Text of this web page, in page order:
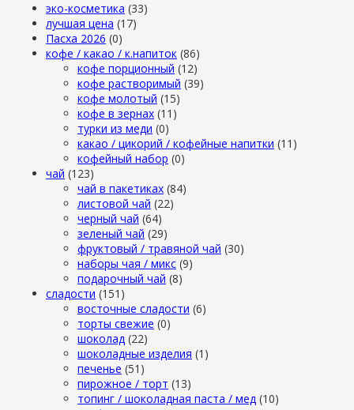
эко-косметика (33)
лучшая цена (17)
Пасха 2026 (0)
кофе / какао / к.напиток (86)
кофе порционный (12)
кофе растворимый (39)
кофе молотый (15)
кофе в зернах (11)
турки из меди (0)
какао / цикорий / кофейные напитки (11)
кофейный набор (0)
чай (123)
чай в пакетиках (84)
листовой чай (22)
черный чай (64)
зеленый чай (29)
фруктовый / травяной чай (30)
наборы чая / микс (9)
подарочный чай (8)
сладости (151)
восточные сладости (6)
торты свежие (0)
шоколад (22)
шоколадные изделия (1)
печенье (51)
пирожное / торт (13)
топинг / шоколадная паста / мед (10)